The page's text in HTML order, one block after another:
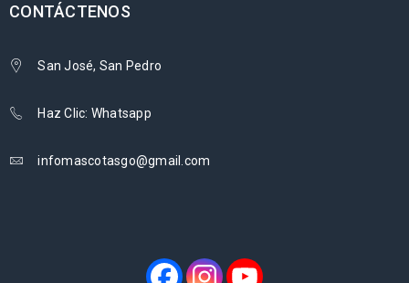
CONTÁCTENOS
San José, San Pedro
Haz Clic: Whatsapp
infomascotasgo@gmail.com